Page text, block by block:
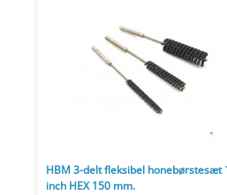
HBM 3-delt fleksibel honebørstesæt
inch HEX 150 mm.